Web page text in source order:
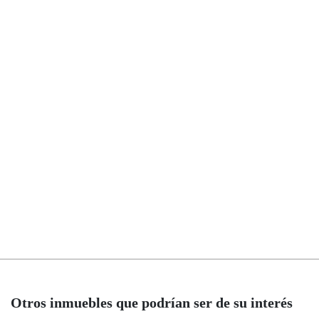
Otros inmuebles que podrían ser de su interés